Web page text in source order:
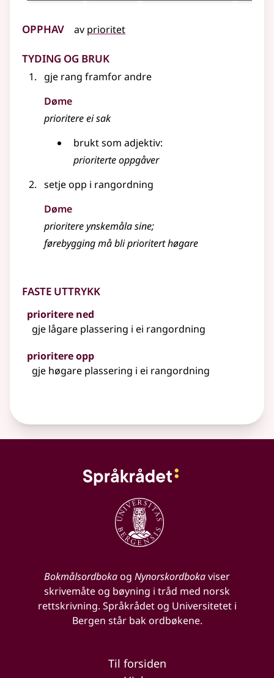
Opphav av prioritet
Tyding og bruk
gje rang framfor andre
Døme
prioritere ei sak
brukt som adjektiv:
prioriterte oppgåver
setje opp i rangordning
Døme
prioritere ynskemåla sine;
førebygging må bli prioritert høgare
Faste uttrykk
prioritere ned
gje lågare plassering i ei rangordning
prioritere opp
gje høgare plassering i ei rangordning
Bokmålsordbokaog Nynorskordbokaviser
skrivemåte og bøyning i tråd med norsk
rettskrivning. Språkrådet og Universitetet i
Bergen står bak ordbøkene.
Til forsiden